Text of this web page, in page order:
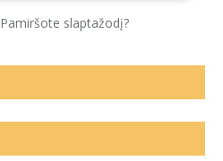
Pamiršote slaptažodį?